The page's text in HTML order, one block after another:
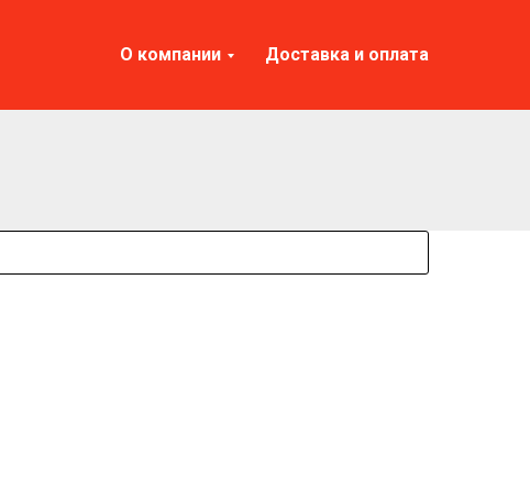
О компании Доставка и оплата